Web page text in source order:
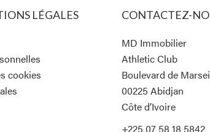
LÉGALES
cookies
CONTACTEZ-
MD Immobilier
Athletic Club
Boulevard de
00225 Abidjan
Côte d’Ivoire
+225 07 58 18 5842